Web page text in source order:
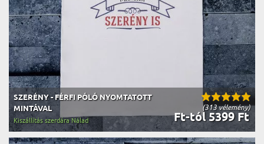
(313 vélemény)
SZERÉNY - FÉRFI PÓLÓ NYOMTATOTT
MINTÁVAL
Ft-tól 5399 Ft
Kiszállítás szerdára Nálad